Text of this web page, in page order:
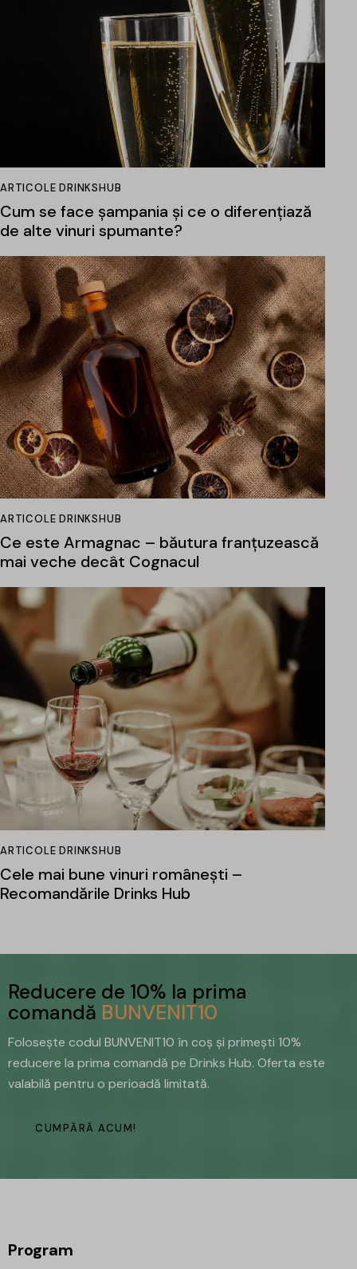
ARTICOLE DRINKSHUB
Cum se face șampania și ce o diferențiază
de alte vinuri spumante?
ARTICOLE DRINKSHUB
Ce este Armagnac – băutura franțuzească
mai veche decât Cognacul
ARTICOLE DRINKSHUB
Cele mai bune vinuri românești –
Recomandările Drinks Hub
Reducere de 10% la prima
comandă BUNVENIT10
Folosește codul BUNVENIT10 în coș și primești 10%
reducere la prima comandă pe Drinks Hub. Oferta este
valabilă pentru o perioadă limitată.
CUMPĂRĂ ACUM!
Program